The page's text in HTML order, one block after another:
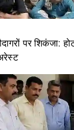
पर शिकंजा:
अरेस्ट